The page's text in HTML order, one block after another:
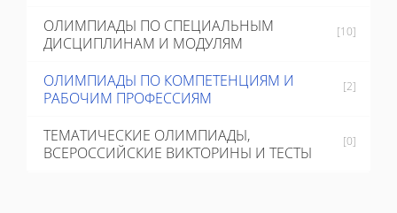
ОЛИМПИАДЫ ПО СПЕЦИАЛЬНЫМ
ДИСЦИПЛИНАМ И МОДУЛЯМ
[10]
ОЛИМПИАДЫ ПО КОМПЕТЕНЦИЯМ И
РАБОЧИМ ПРОФЕССИЯМ
[2]
ТЕМАТИЧЕСКИЕ ОЛИМПИАДЫ,
ВСЕРОССИЙСКИЕ ВИКТОРИНЫ И ТЕСТЫ
[0]